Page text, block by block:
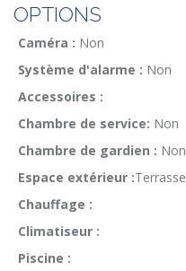
OPTIONS
Caméra : Non
Système d'alarme : Non
Accessoires :
Chambre de service: Non
Chambre de gardien : Non
Espace extérieur :Terrasse
Chauffage :
Climatiseur :
Piscine :